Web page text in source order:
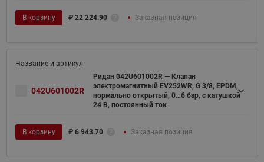
В корзину ₽ 22 224.90 Заказная позиция
042U601002R
Ридан 042U601002R — Клапан
электромагнитный EV252WR, G 3/8, EPDM,
нормально открытый, 0…6 бар, с катушкой
24 В, постоянный ток
В корзину ₽ 6 943.70 Заказная позиция